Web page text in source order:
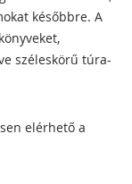
későbbre. A
széleskörű túra-
elérhető a